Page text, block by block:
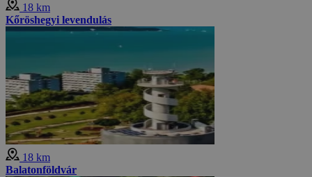
18 km
Kőröshegyi levendulás
18 km
Balatonföldvár